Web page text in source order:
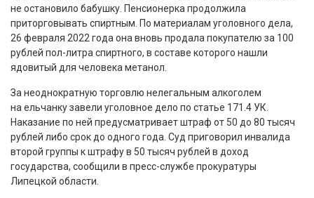
не остановило бабушку. Пенсионерка продолжила
приторговывать спиртным. По материалам уголовного дела,
26 февраля 2022 года она вновь продала покупателю за 100
рублей пол-литра спиртного, в составе которого нашли
ядовитый для человека метанол.
За неоднократную торговлю нелегальным алкоголем
на ельчанку завели уголовное дело по статье 171.4 УК.
Наказание по ней предусматривает штраф от 50 до 80 тысяч
рублей либо срок до одного года. Суд приговорил инвалида
второй группы к штрафу в 50 тысяч рублей в доход
государства, сообщили в пресс-службе прокуратуры
Липецкой области.